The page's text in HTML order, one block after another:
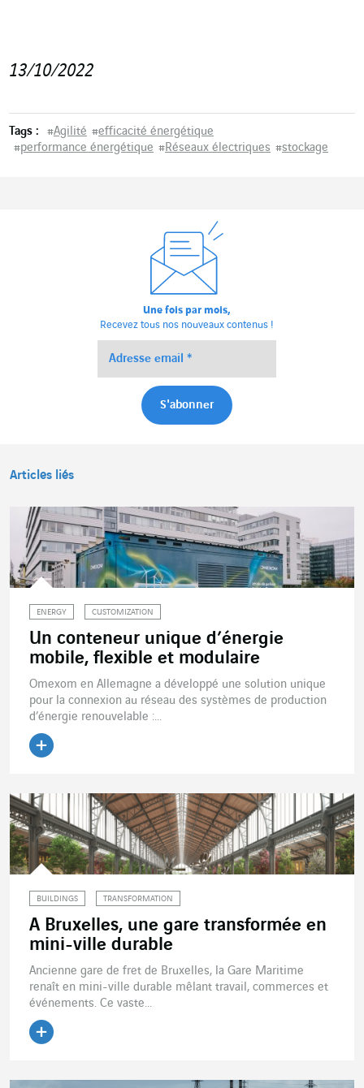
13/10/2022
Tags : #Agilité #efficacité énergétique
#performance énergétique #Réseaux électriques #stockage
Une fois par mois,
Recevez tous nos nouveaux contenus !
Articles liés
ENERGY CUSTOMIZATION
Un conteneur unique d’énergie
mobile, flexible et modulaire
Omexom en Allemagne a développé une solution unique
pour la connexion au réseau des systèmes de production
d’énergie renouvelable :...
BUILDINGS TRANSFORMATION
A Bruxelles, une gare transformée en
mini-ville durable
Ancienne gare de fret de Bruxelles, la Gare Maritime
renaît en mini-ville durable mêlant travail, commerces et
événements. Ce vaste...